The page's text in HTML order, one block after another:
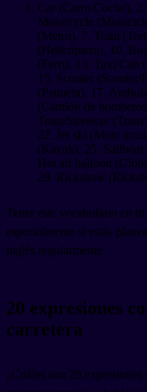
Car (Carro/Coche),
Motorcycle
(Metro), 7. Train
(Helicóptero), 10.
(Ferri), 13. Taxi/Cab
15. Scooter
(Patineta), 17.
(Camión de
Tram/Streetcar
22. Jet ski (Moto
(Kayak), 25. Sailboat
Hot air balloon
29. Rickshaw
Tener este vocabulario en
especialmente si estás
inglés regularmente.
20 expresiones
carretera
¿Cuáles son 20